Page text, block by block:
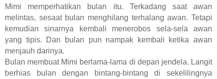
Mimi memperhatikan bulan itu. Terkadang saat awan
melintas, sesaat bulan menghilang terhalang awan. Tetapi
kemudian sinarnya kembali menerobos sela-sela awan
yang tipis. Dan bulan pun nampak kembali ketika awan
menjauh darinya.
Bulan membuat Mimi berlama-lama di depan jendela. Langit
berhias bulan dengan bintang-bintang di sekelilingnya